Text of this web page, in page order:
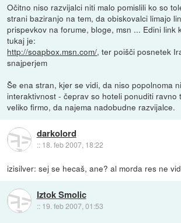
Očitno niso razvijalci niti malo pomislili ko so
strani baziranjo na tem, da obiskovalci limajo
prispevkov na forume, bloge, msn ... Edini link
tukaj je:
http://soapbox.msn.com/, ter poišči posnetek
snajperjem
Še ena stran, kjer se vidi, da niso popolnoma
interaktivnost - čeprav so hoteli ponuditi ravno
veliko firmo, da najema nadobudne razvijalce.
darkolord
:: 18. feb 2007, 18:22
izisilver: sej se hecaš, ane? al morda res ne
Iztok Smolic
:: 19. feb 2007, 01:53